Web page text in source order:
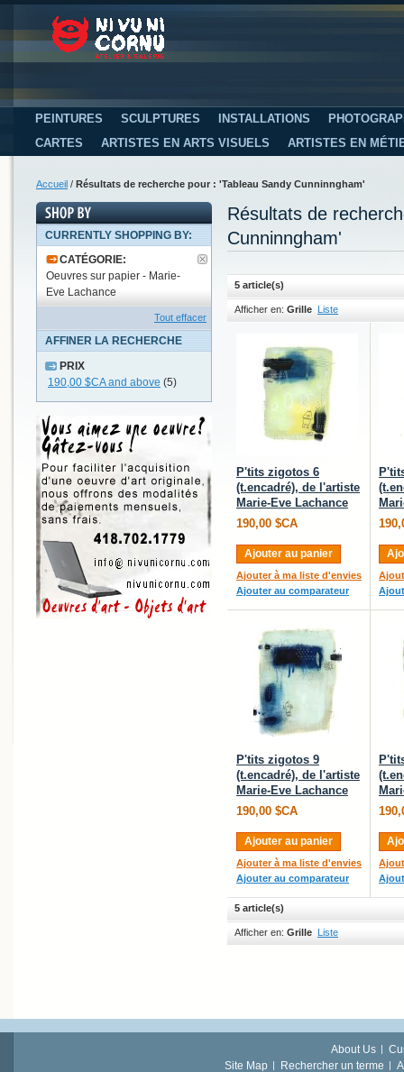
PEINTURES SCULPTURES INSTALLATIONS
CARTES
ARTISTES EN ARTS VISUELS ARTISTES EN
Accueil / Résultats de recherche pour : 'Tableau Sandy Cunninngham'
Résultats de
Cunninngham'
5 article(s)
Afficher en: Grille Liste
P'tits zigotos 6
(t.encadré), de l'artiste
Marie-Eve Lachance
190,00 $CA
Ajouter au panier
Ajouter à ma liste d'envies
Ajouter au comparateur
P'tits zigotos 9
(t.encadré), de l'artiste
Marie-Eve Lachance
190,00 $CA
Ajouter au panier
Ajouter à ma liste d'envies
Ajouter au comparateur
5 article(s)
Afficher en: Grille Liste
CURRENTLY SHOPPING BY:
CATÉGORIE:
Oeuvres sur papier - Marie-
Eve Lachance
Tout effacer
AFFINER LA RECHERCHE
PRIX
190,00 $CAand above (5)
About Us
Site Map
Rechercher un terme